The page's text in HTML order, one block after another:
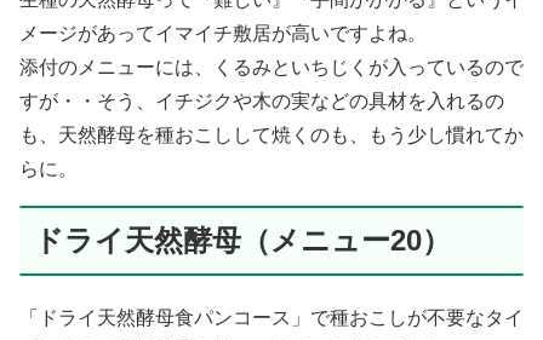
メージがあってイマイチ敷居が高いですよね。
添付のメニューには、くるみといちじくが入っているので
すが・・そう、イチジクや木の実などの具材を入れるの
も、天然酵母を種おこしして焼くのも、もう少し慣れてか
らに。
ドライ天然酵母（メニュー20）
「ドライ天然酵母食パンコース」で種おこしが不要なタイ